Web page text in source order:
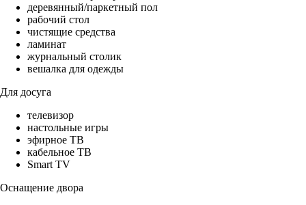
деревянный/паркетный пол
рабочий стол
чистящие средства
ламинат
журнальный столик
вешалка для одежды
Для досуга
телевизор
настольные игры
эфирное ТВ
кабельное ТВ
Smart TV
Оснащение двора